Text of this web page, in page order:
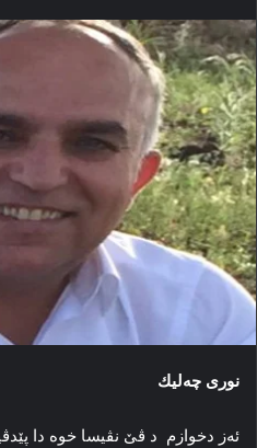
نوری چەلیك
ئه‌ز دخوازم د ڤێ نڤیسا خوه‌ دا